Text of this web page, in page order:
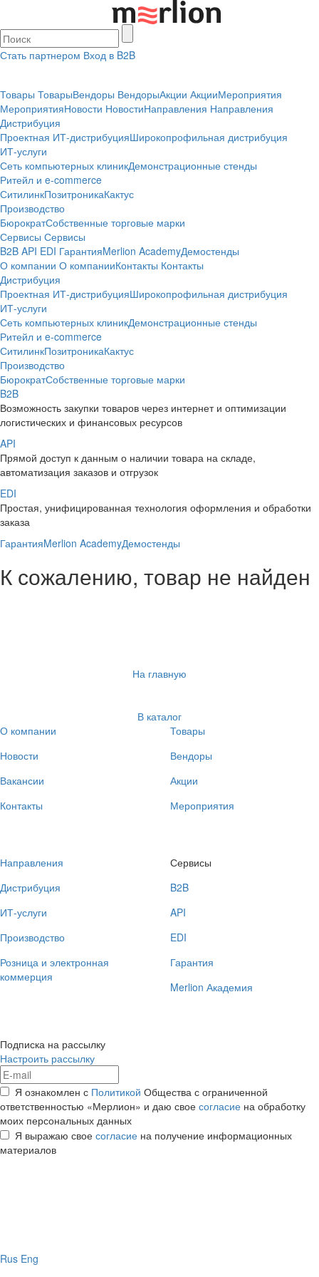
Стать партнером Вход в B2B
Товары ТоварыВендоры ВендорыАкции АкцииМероприятия
МероприятияНовости НовостиНаправления Направления
Дистрибуция
Проектная ИТ-дистрибуцияШирокопрофильная дистрибуция
ИТ-услуги
Сеть компьютерных клиникДемонстрационные стенды
Ритейл и e-commerce
СитилинкПозитроникаКактус
Производство
БюрократСобственные торговые марки
Сервисы Сервисы
B2B API EDI ГарантияMerlion AcademyДемостенды
О компании О компанииКонтакты Контакты
Дистрибуция
Проектная ИТ-дистрибуцияШирокопрофильная дистрибуция
ИТ-услуги
Сеть компьютерных клиникДемонстрационные стенды
Ритейл и e-commerce
СитилинкПозитроникаКактус
Производство
БюрократСобственные торговые марки
B2B
Возможность закупки товаров через интернет и оптимизации
логистических и финансовых ресурсов
API
Прямой доступ к данным о наличии товара на складе,
автоматизация заказов и отгрузок
EDI
Простая, унифицированная технология оформления и обработки
заказа
ГарантияMerlion AcademyДемостенды
К сожалению, товар не найден
На главную
В каталог
О компании
Новости
Вакансии
Контакты
Товары
Вендоры
Акции
Мероприятия
Направления
Дистрибуция
ИТ-услуги
Производство
Розница и электронная
коммерция
Сервисы
B2B
API
EDI
Гарантия
Merlion Академия
Подписка на рассылку
Настроить рассылку
Я ознакомлен с Политикой Общества с ограниченной
ответственностью «Мерлион» и даю свое согласие на обработку
моих персональных данных
Я выражаю свое согласие на получение информационных
материалов
Rus Eng